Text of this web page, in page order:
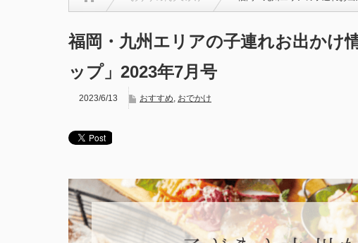
福岡・九州エリアの子連れお出かけ
ップ」2023年7月号
2023/6/13 おすすめ, おでかけ